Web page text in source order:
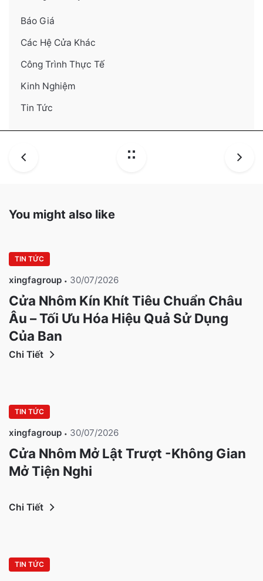
Báo Giá
Các Hệ Cửa Khác
Công Trình Thực Tế
Kinh Nghiệm
Tin Tức
You might also like
TIN TỨC
xingfagroup 30/07/2026
Cửa Nhôm Kín Khít Tiêu Chuẩn Châu
Âu – Tối Ưu Hóa Hiệu Quả Sử Dụng
Của Bạn
Chi Tiết
TIN TỨC
xingfagroup 30/07/2026
Cửa Nhôm Mở Lật Trượt -Không Gian
Mở Tiện Nghi
Chi Tiết
TIN TỨC